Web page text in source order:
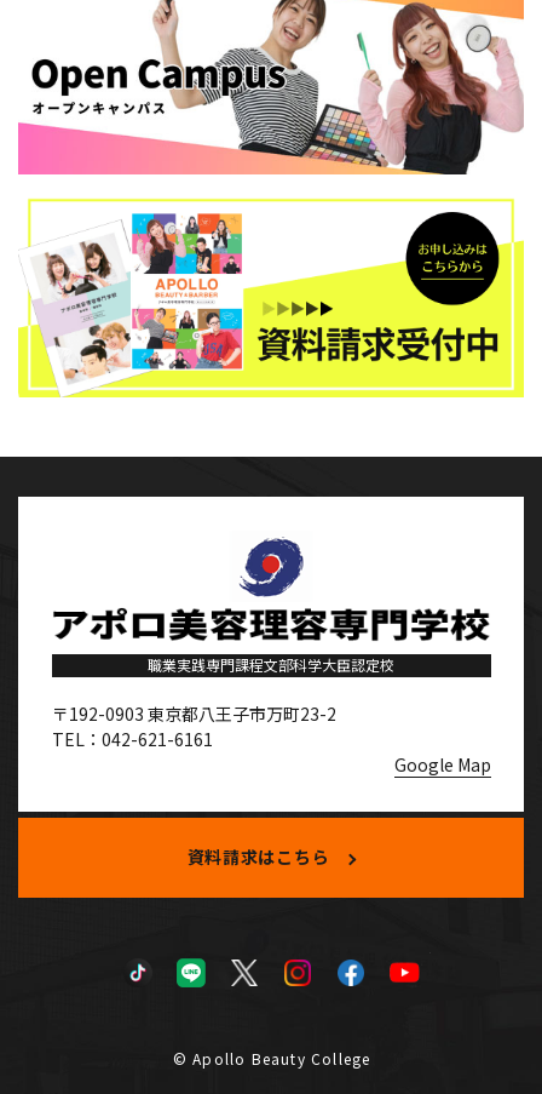
職業実践専門課程文部科学大臣認定校
〒192-0903 東京都八王子市万町23-2
TEL：042-621-6161
Google Map
資料請求はこちら
TikTok LINE InstagramFacebook
© Apollo Beauty College